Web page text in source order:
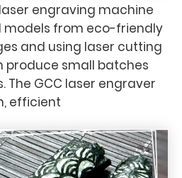
engraving machine
models from eco-friendly
and using laser cutting
produce small batches
The GCC laser engraver
efficient